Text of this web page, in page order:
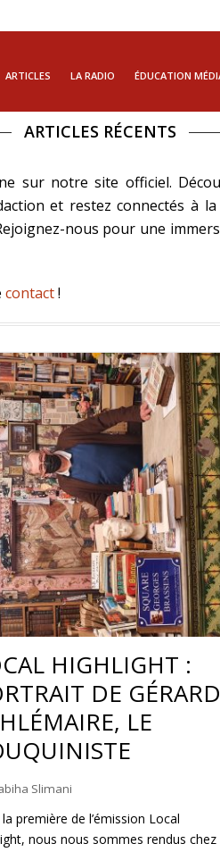
ARTICLES LA RADIO ÉDUCATION
ARTICLES RÉCENTS
sur notre site officiel.
et restez connectés à
nous pour une
contact!
HIGHLIGHT :
DE GÉRARD
LE
Slimani
première de l’émission Local
nous nous sommes rendus chez